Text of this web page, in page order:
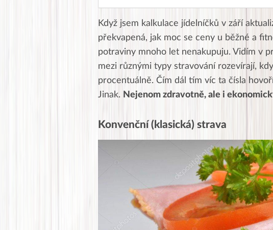
Když jsem kalkulace jídelníčků v září
překvapená, jak moc se ceny u běžné a
potraviny mnoho let nenakupuju. Vidím v
mezi různými typy stravování rozevírají,
procentuálně. Čím dál tím víc ta čísla
Jinak. Nejenom zdravotně, ale i
Konvenční (klasická) strava